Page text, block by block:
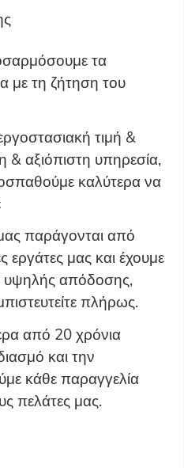
τα
με τη ζήτηση του
τιμή &
αξιόπιστη υπηρεσία,
καλύτερα να
παράγονται από
εργάτες μας και έχουμε
απόδοσης,
πλήρως.
από 20 χρόνια
και την
κάθε παραγγελία
πελάτες μας.